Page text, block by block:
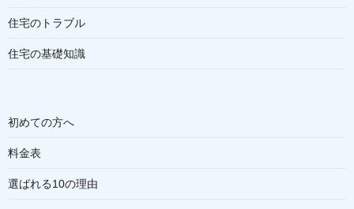
住宅のトラブル
住宅の基礎知識
初めての方へ
料金表
選ばれる10の理由